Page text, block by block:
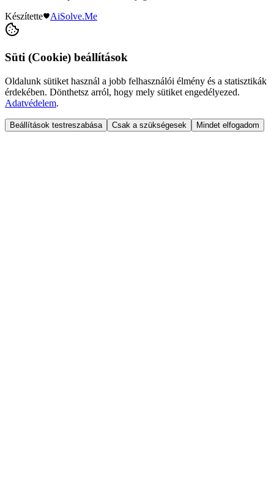
Készítette
AiSolve.Me
Süti (Cookie) beállítások
Oldalunk sütiket használ a jobb felhasználói élmény és a statisztikák
érdekében. Dönthetsz arról, hogy mely sütiket engedélyezed.
Adatvédelem.
Beállítások testreszabása Csak a szükségesek Mindet elfogadom